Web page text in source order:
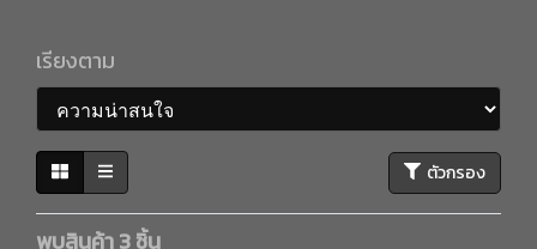
เรียงตาม
ตัวกรอง
พบสินค้า 3 ชิ้น